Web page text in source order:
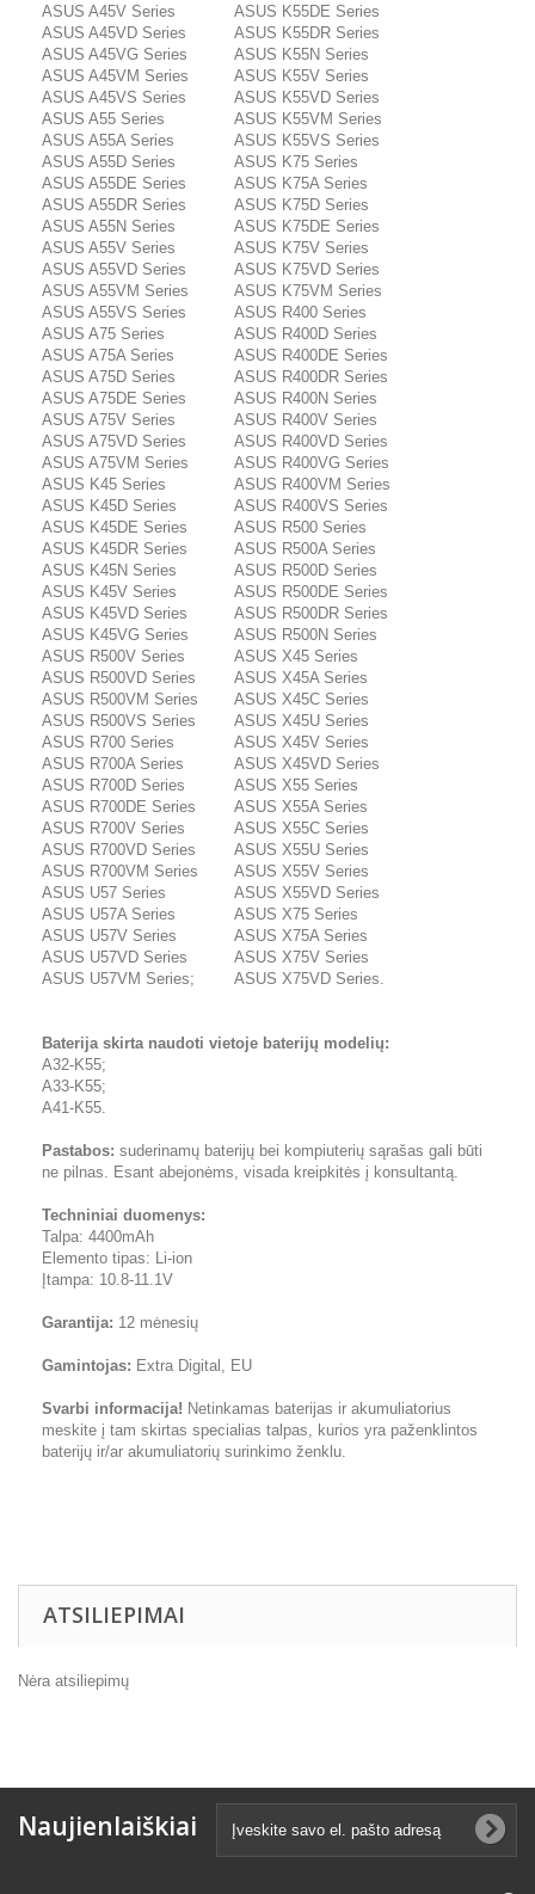
ASUS A45V Series
ASUS A45VD Series
ASUS A45VG Series
ASUS A45VM Series
ASUS A45VS Series
ASUS A55 Series
ASUS A55A Series
ASUS A55D Series
ASUS A55DE Series
ASUS A55DR Series
ASUS A55N Series
ASUS A55V Series
ASUS A55VD Series
ASUS A55VM Series
ASUS A55VS Series
ASUS A75 Series
ASUS A75A Series
ASUS A75D Series
ASUS A75DE Series
ASUS A75V Series
ASUS A75VD Series
ASUS A75VM Series
ASUS K45 Series
ASUS K45D Series
ASUS K45DE Series
ASUS K45DR Series
ASUS K45N Series
ASUS K45V Series
ASUS K45VD Series
ASUS K45VG Series
ASUS R500V Series
ASUS R500VD Series
ASUS R500VM Series
ASUS R500VS Series
ASUS R700 Series
ASUS R700A Series
ASUS R700D Series
ASUS R700DE Series
ASUS R700V Series
ASUS R700VD Series
ASUS R700VM Series
ASUS U57 Series
ASUS U57A Series
ASUS U57V Series
ASUS U57VD Series
ASUS U57VM Series;
ASUS K55DE Series
ASUS K55DR Series
ASUS K55N Series
ASUS K55V Series
ASUS K55VD Series
ASUS K55VM Series
ASUS K55VS Series
ASUS K75 Series
ASUS K75A Series
ASUS K75D Series
ASUS K75DE Series
ASUS K75V Series
ASUS K75VD Series
ASUS K75VM Series
ASUS R400 Series
ASUS R400D Series
ASUS R400DE Series
ASUS R400DR Series
ASUS R400N Series
ASUS R400V Series
ASUS R400VD Series
ASUS R400VG Series
ASUS R400VM Series
ASUS R400VS Series
ASUS R500 Series
ASUS R500A Series
ASUS R500D Series
ASUS R500DE Series
ASUS R500DR Series
ASUS R500N Series
ASUS X45 Series
ASUS X45A Series
ASUS X45C Series
ASUS X45U Series
ASUS X45V Series
ASUS X45VD Series
ASUS X55 Series
ASUS X55A Series
ASUS X55C Series
ASUS X55U Series
ASUS X55V Series
ASUS X55VD Series
ASUS X75 Series
ASUS X75A Series
ASUS X75V Series
ASUS X75VD Series.
Baterija skirta naudoti vietoje baterijų modelių:
A32-K55;
A33-K55;
A41-K55.
Pastabos: suderinamų baterijų bei kompiuterių sąrašas gali būti
ne pilnas. Esant abejonėms, visada kreipkitės į konsultantą.
Techniniai duomenys:
Talpa: 4400mAh
Elemento tipas: Li-ion
Įtampa: 10.8-11.1V
Garantija: 12 mėnesių
Gamintojas: Extra Digital, EU
Svarbi informacija! Netinkamas baterijas ir akumuliatorius
meskite į tam skirtas specialias talpas, kurios yra paženklintos
baterijų ir/ar akumuliatorių surinkimo ženklu.
ATSILIEPIMAI
Nėra atsiliepimų
Naujienlaiškiai